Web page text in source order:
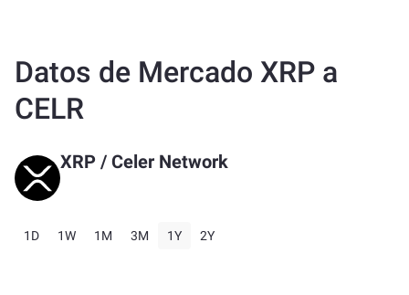
Datos de Mercado XRP a
CELR
XRP / Celer Network
1D 1W 1M 3M 1Y 2Y